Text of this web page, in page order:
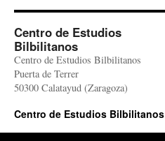
Centro de Estudios
Bilbilitanos
Centro de Estudios Bilbilitanos
Puerta de Terrer
50300 Calatayud (Zaragoza)
Centro de Estudios Bilbilitanos